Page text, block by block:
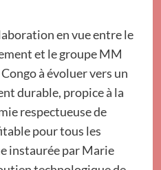
en vue entre le
et le groupe MM
à évoluer vers un
durable, propice à la
respectueuse de
pour tous les
instaurée par Marie